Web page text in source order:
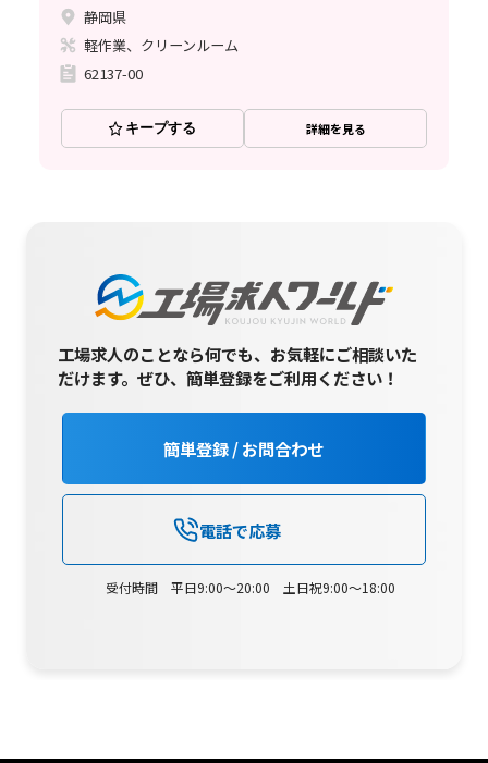
静岡県
軽作業、クリーンルーム
62137-00
キープする 詳細を見る
工場求人のことなら何でも、お気軽にご相談いた
だけます。ぜひ、簡単登録をご利用ください！
簡単登録 / お問合わせ
電話で応募
受付時間 平日9:00～20:00 土日祝9:00～18:00